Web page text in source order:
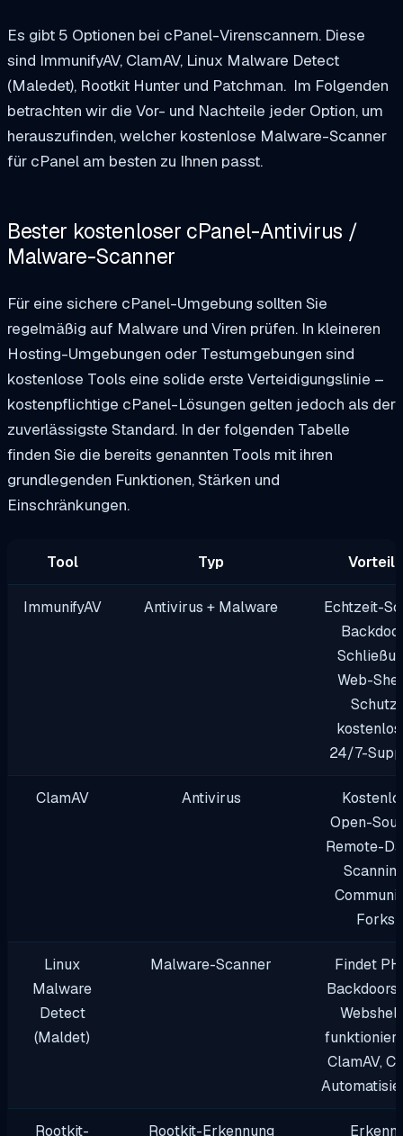
Es gibt 5 Optionen bei cPanel-Virenscannern. Diese
sind ImmunifyAV, ClamAV, Linux Malware Detect
(Maledet), Rootkit Hunter und Patchman. Im Folgenden
betrachten wir die Vor- und Nachteile jeder Option, um
herauszufinden, welcher kostenlose Malware-Scanner
für cPanel am besten zu Ihnen passt.
Bester kostenloser cPanel-Antivirus /
Malware-Scanner
Für eine sichere cPanel-Umgebung sollten Sie
regelmäßig auf Malware und Viren prüfen. In kleineren
Hosting-Umgebungen oder Testumgebungen sind
kostenlose Tools eine solide erste Verteidigungslinie –
kostenpflichtige cPanel-Lösungen gelten jedoch als der
zuverlässigste Standard. In der folgenden Tabelle
finden Sie die bereits genannten Tools mit ihren
grundlegenden Funktionen, Stärken und
Einschränkungen.
Tool Typ Vorteile
ImmunifyAV Antivirus + Malware
Echtzeit-
Web-
Schutz,
24/7-
ClamAV Antivirus
Open-
Remote-
Forks
Linux
Malware
Detect
(Maldet)
Malware-Scanner
Findet
Backdoors
ClamAV,
Rootkit- Rootkit-Erkennung Erkennt